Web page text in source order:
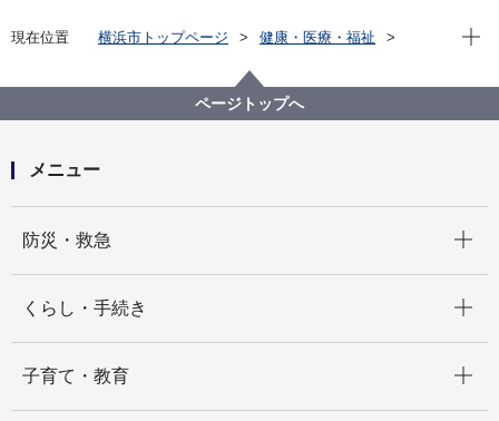
現在位置 横浜市トップページ
健康・医療・福祉
現在
ページトップへ
メニュー
防災・救急
くらし・手続き
子育て・教育